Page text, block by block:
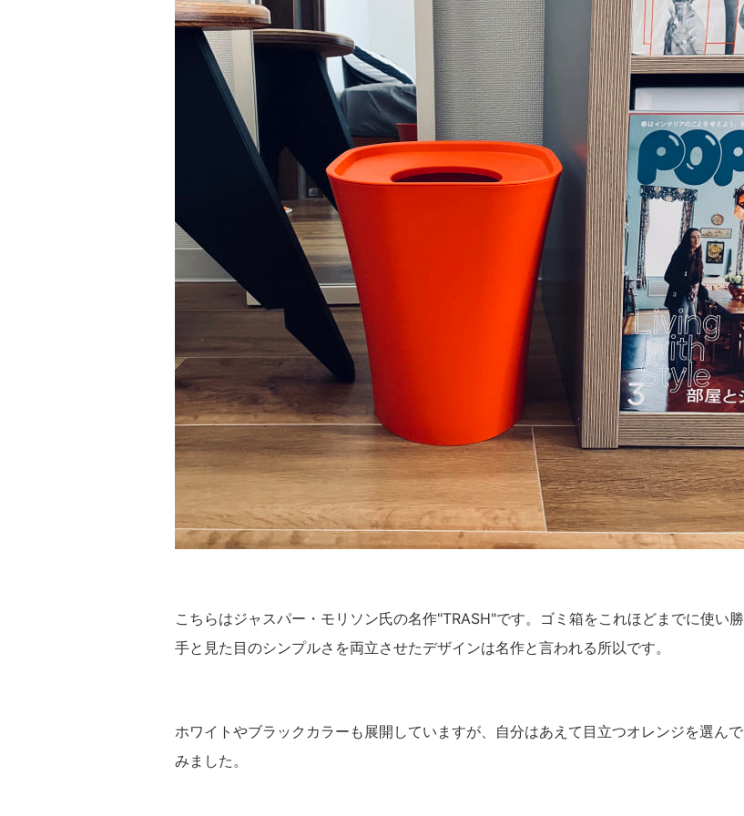
こちらはジャスパー・モリソン氏の名作"TRASH"です。ゴミ箱をこれほどまでに使い勝
手と見た目のシンプルさを両立させたデザインは名作と言われる所以です。
ホワイトやブラックカラーも展開していますが、自分はあえて目立つオレンジを選んで
みました。